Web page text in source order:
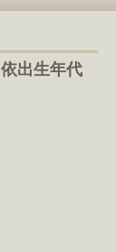
依出生年代